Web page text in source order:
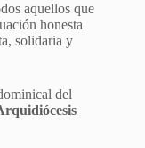
aquellos que
honesta
solidaria y
del